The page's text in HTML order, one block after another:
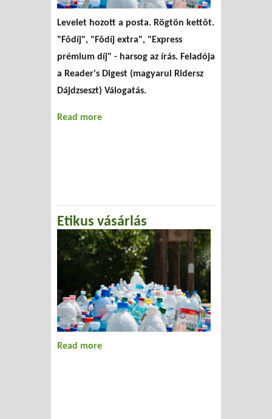
Levelet hozott a posta. Rögtön kettõt.
"Fõdíj", "Fõdíj extra", "Express
prémium díj" - harsog az írás. Feladója
a Reader's Digest (magyarul Ridersz
Dájdzseszt) Válogatás.
Read more
Etikus vásárlás
Read more